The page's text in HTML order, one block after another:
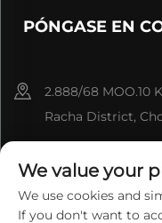
PÓNGASE EN
2.888/68 MOO.10
Racha District,
[email protected]
We value your
We use cookies and
If you don't want to